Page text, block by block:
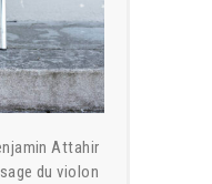
Attahir
du violon